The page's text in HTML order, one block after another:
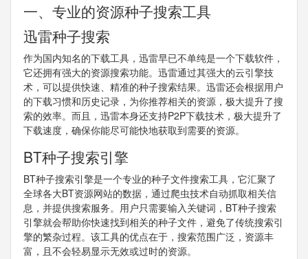
一、专业的资源种子搜索工具
迅雷种子搜索
作为国内知名的下载工具，迅雷早已不单纯是一个下载软件，
它还拥有强大的资源搜索功能。迅雷通过其强大的云引擎技
术，可以提供快速、精准的种子搜索结果。迅雷还会根据用户
的下载习惯和历史记录，为你推荐相关的资源，极大提升了搜
索的效率。而且，迅雷本身还支持P2P下载技术，极大提升了
下载速度，确保你能尽可能快地获取到需要的资源。
BT种子搜索引擎
BT种子搜索引擎是一个专业的种子文件搜索工具，它汇聚了
全球各大BT资源网站的数据，通过爬虫技术自动抓取相关信
息，并提供搜索服务。用户只需要输入关键词，BT种子搜索
引擎就会帮助你快速找到相关的种子文件，避免了传统搜索引
擎的繁杂过程。该工具的优点在于，搜索范围广泛，资源丰
富，且不会轻易显示无效或过时的资源。